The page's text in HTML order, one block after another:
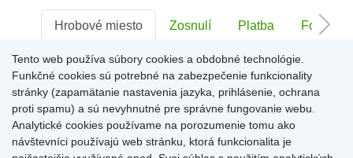
Hrobové miesto Zosnulí Platba Foto
Sektor:- Rad:- Číslo:-
Miesto pre informácie o hrobovom mieste
Tento web používa súbory cookies a obdobné technológie.
Funkčné cookies sú potrebné na zabezpečenie funkcionality
stránky (zapamätanie nastavenia jazyka, prihlásenie, ochrana
proti spamu) a sú nevyhnutné pre správne fungovanie webu.
Analytické cookies používame na porozumenie tomu ako
návštevníci používajú web stránku, ktorá funkcionalita je